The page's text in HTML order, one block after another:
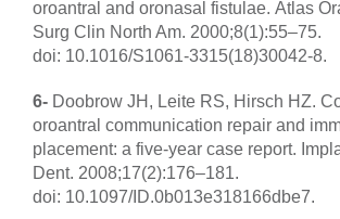
oroantral and oronasal fistulae. Atlas
Surg Clin North Am. 2000;8(1):55–75.
doi: 10.1016/S1061-3315(18)30042-8.
6- Doobrow JH, Leite RS, Hirsch HZ.
oroantral communication repair and
placement: a five-year case report.
Dent. 2008;17(2):176–181.
doi: 10.1097/ID.0b013e318166dbe7.